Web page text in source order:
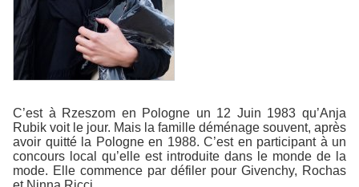
C’est à Rzeszom en Pologne un 12 Juin 1983 qu’Anja
Rubik voit le jour. Mais la famille déménage souvent, après
avoir quitté la Pologne en 1988. C’est en participant à un
concours local qu’elle est introduite dans le monde de la
mode. Elle commence par défiler pour Givenchy, Rochas